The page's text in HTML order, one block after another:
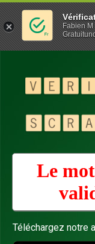
Le
Téléchargez notre
Fabien M